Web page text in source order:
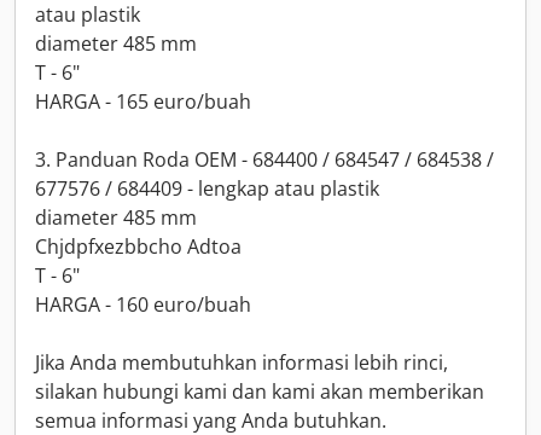
atau plastik
diameter 485 mm
T - 6"
HARGA - 165 euro/buah
3. Panduan Roda OEM - 684400 / 684547 / 684538 /
677576 / 684409 - lengkap atau plastik
diameter 485 mm
Chjdpfxezbbcho Adtoa
T - 6"
HARGA - 160 euro/buah
Jika Anda membutuhkan informasi lebih rinci,
silakan hubungi kami dan kami akan memberikan
semua informasi yang Anda butuhkan.